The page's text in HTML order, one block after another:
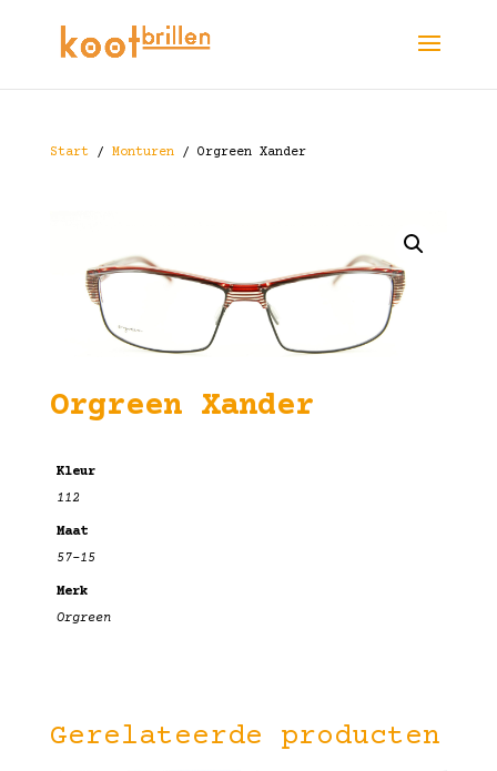
Start/ Monturen/ Orgreen Xander
Orgreen Xander
Kleur
112
Maat
57-15
Merk
Orgreen
Gerelateerde producten